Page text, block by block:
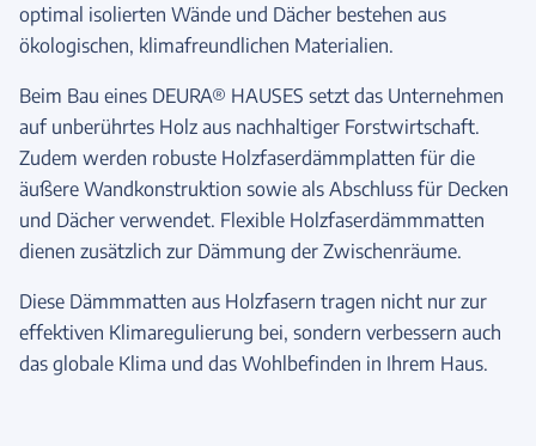
optimal isolierten Wände und Dächer bestehen aus
ökologischen, klimafreundlichen Materialien.
Beim Bau eines DEURA® HAUSES setzt das Unternehmen
auf unberührtes Holz aus nachhaltiger Forstwirtschaft.
Zudem werden robuste Holzfaserdämmplatten für die
äußere Wandkonstruktion sowie als Abschluss für Decken
und Dächer verwendet. Flexible Holzfaserdämmmatten
dienen zusätzlich zur Dämmung der Zwischenräume.
Diese Dämmmatten aus Holzfasern tragen nicht nur zur
effektiven Klimaregulierung bei, sondern verbessern auch
das globale Klima und das Wohlbefinden in Ihrem Haus.